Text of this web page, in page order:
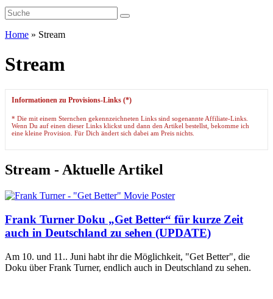
Home » Stream
Stream
Informationen zu Provisions-Links (*)
* Die mit einem Sternchen gekennzeichneten Links sind sogenannte Affiliate-Links.
Wenn Du auf einen dieser Links klickst und dann den Artikel bestellst, bekomme ich
eine kleine Provision. Für Dich ändert sich dabei am Preis nichts.
Stream - Aktuelle Artikel
Frank Turner Doku „Get Better“ für kurze Zeit
auch in Deutschland zu sehen (UPDATE)
Am 10. und 11.. Juni habt ihr die Möglichkeit, "Get Better", die
Doku über Frank Turner, endlich auch in Deutschland zu sehen.